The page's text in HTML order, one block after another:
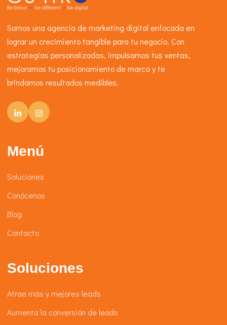
Somos una agencia de marketing digital enfocada en
lograr un crecimiento tangible para tu negocio. Con
estrategias personalizadas, impulsamos tus ventas,
mejoramos tu posicionamiento de marca y te
brindamos resultados medibles.
Menú
Soluciones
Conócenos
Blog
Contacto
Soluciones
Atrae más y mejores leads
Aumenta la conversión de leads